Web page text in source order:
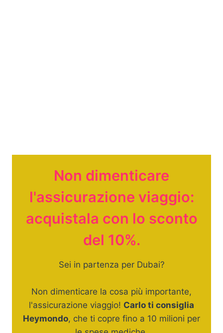
Non dimenticare
l'assicurazione viaggio:
acquistala con lo sconto
del 10%.
Sei in partenza per Dubai?
Non dimenticare la cosa più importante,
l'assicurazione viaggio! Carlo ti consiglia
Heymondo, che ti copre fino a 10 milioni per